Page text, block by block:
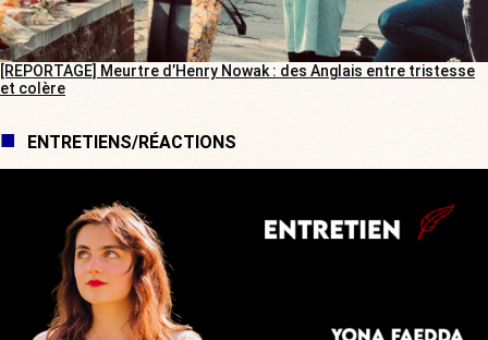
[REPORTAGE] Meurtre d’Henry Nowak : des Anglais entre tristesse
et colère
ENTRETIENS/RÉACTIONS